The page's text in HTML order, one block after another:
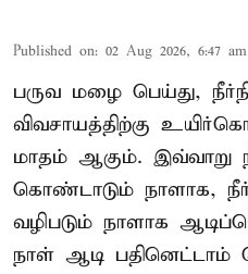
Published on: 02 Aug 2026, 6:47 am
பருவ மழை பெய்து,
விவசாயத்திற்கு
மாதம் ஆகும். இவ்வாறு
கொண்டாடும் நாளாக,
வழிபடும் நாளாக
நாள் ஆடி பதினெட்டாம்